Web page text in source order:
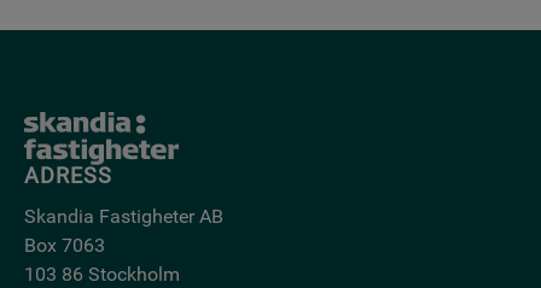
ADRESS
Skandia Fastigheter AB
Box 7063
103 86 Stockholm